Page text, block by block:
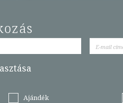
Ajándék